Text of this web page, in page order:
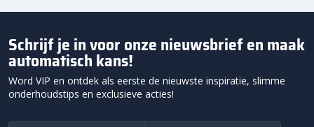
Schrijf je in voor onze nieuwsbrief en maak
automatisch kans!
Word VIP en ontdek als eerste de nieuwste inspiratie, slimme
onderhoudstips en exclusieve acties!